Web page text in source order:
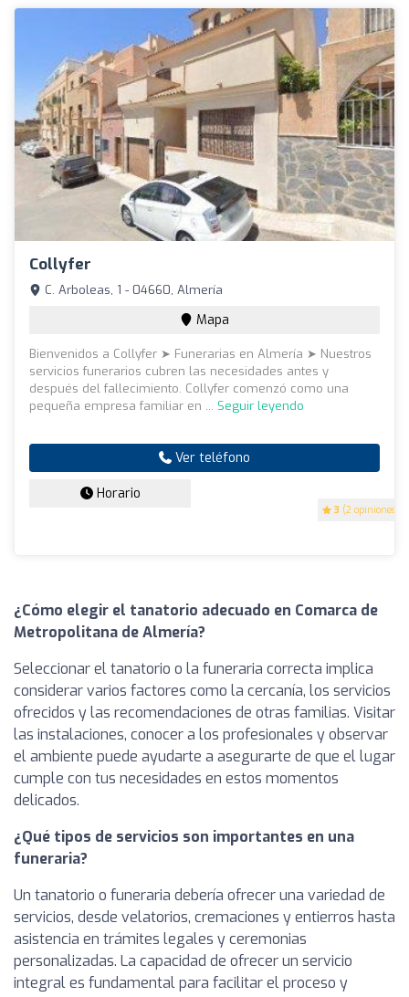
Collyfer
3 (2 opiniones)
C. Arboleas, 1 - 04660, Almería
Mapa
Bienvenidos a Collyfer ➤ Funerarias en Almería ➤ Nuestros
servicios funerarios cubren las necesidades antes y
después del fallecimiento. Collyfer comenzó como una
pequeña empresa familiar en ... Seguir leyendo
Ver teléfono
Horario
¿Cómo elegir el tanatorio adecuado en Comarca de
Metropolitana de Almería?
Seleccionar el tanatorio o la funeraria correcta implica
considerar varios factores como la cercanía, los servicios
ofrecidos y las recomendaciones de otras familias. Visitar
las instalaciones, conocer a los profesionales y observar
el ambiente puede ayudarte a asegurarte de que el lugar
cumple con tus necesidades en estos momentos
delicados.
¿Qué tipos de servicios son importantes en una
funeraria?
Un tanatorio o funeraria debería ofrecer una variedad de
servicios, desde velatorios, cremaciones y entierros hasta
asistencia en trámites legales y ceremonias
personalizadas. La capacidad de ofrecer un servicio
integral es fundamental para facilitar el proceso y